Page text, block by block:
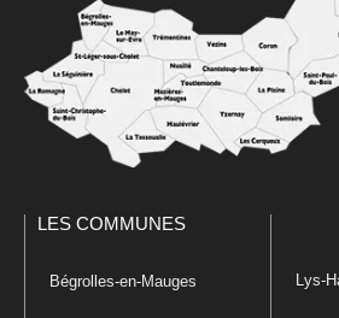
LES COMMUNES
Bégrolles-en-Mauges Lys-